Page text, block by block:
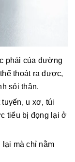
phải của đường
thoát ra được,
sỏi thận.
u xơ, túi
tiểu bị đọng lại ở
mà chỉ nằm